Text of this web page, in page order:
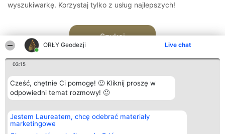
ORŁY Geodezji Live chat
03:15
Cześć, chętnie Ci pomogę! 🙂 Kliknij proszę w
odpowiedni temat rozmowy! 🙂
Jestem Laureatem, chcę odebrać materiały
marketingowe
wyszukiwarkę. Korzystaj tylko z usług najlepszych!
Szukaj
Organizator plebiscytu
Bright Side Solutions sp. z o.
o. sp. k.
ul. Ruska 22
Plebiscyt
Laureaci
wszystkich
Kontakt
Kontakt